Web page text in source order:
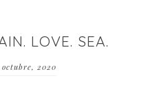
LOVE. SEA.
octubre, 2020